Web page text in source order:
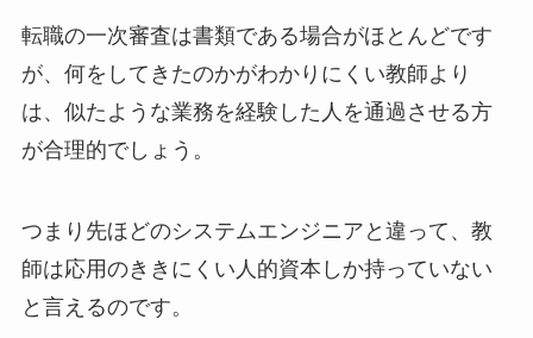
転職の一次審査は書類である場合がほとんどです
が、何をしてきたのかがわかりにくい教師より
は、似たような業務を経験した人を通過させる方
が合理的でしょう。
つまり先ほどのシステムエンジニアと違って、教
師は応用のききにくい人的資本しか持っていない
と言えるのです。